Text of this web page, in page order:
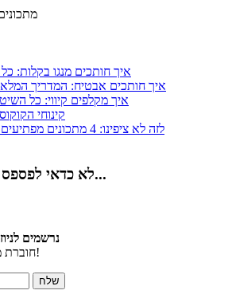
איך חותכים מנגו בקלות:
איך חותכים אבטיח: המדריך המלא
איך מקלפים קיווי: כל
12 קינוחי
לזה לא ציפינו: 4 מתכונים מפתיעים במיוחד עם ענבים
לא כדאי לפספס...
נרשמים
חוברת מתכונים מהירים לדיאטה!